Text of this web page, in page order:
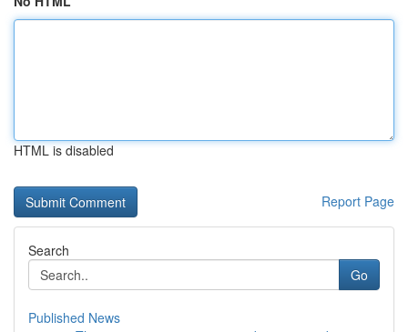
HTML is disabled
Report Page
Search
Go
Published News